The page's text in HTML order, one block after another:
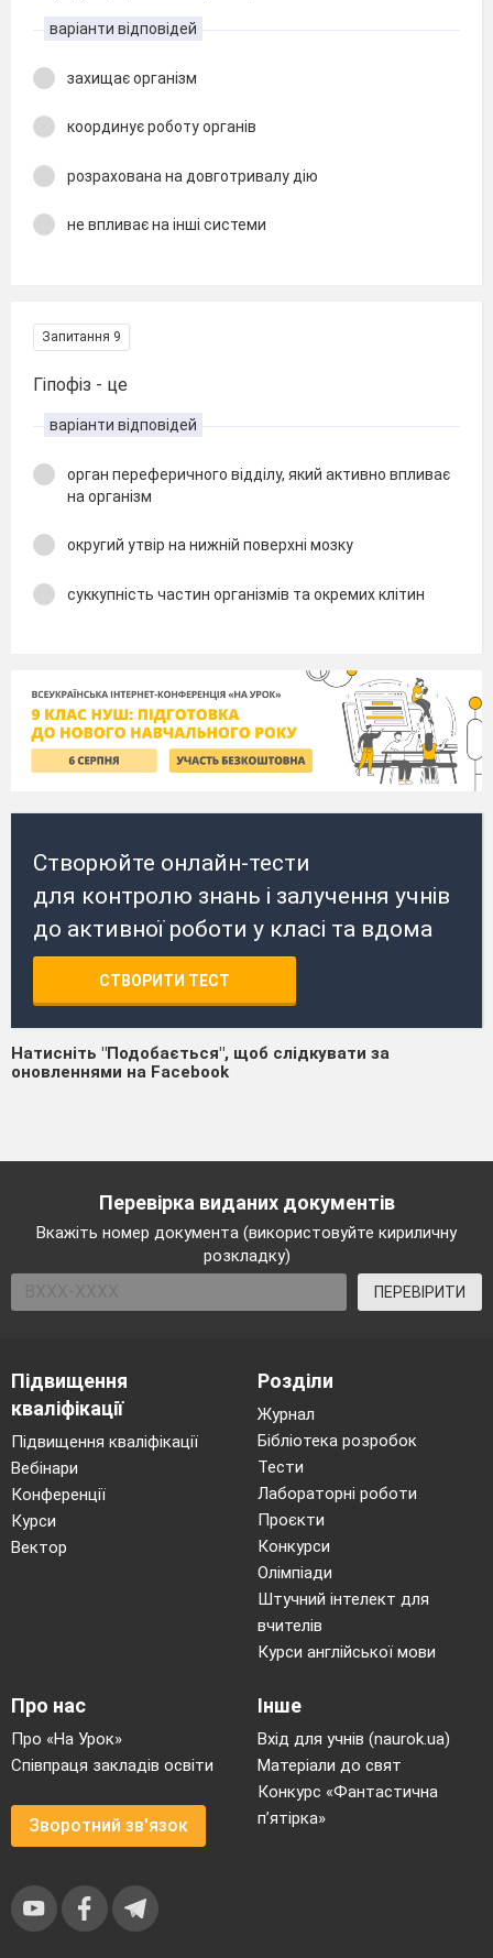
варіанти відповідей
захищає організм
координує роботу органів
розрахована на довготривалу дію
не впливає на інші системи
Запитання 9
Гіпофіз - це
варіанти відповідей
орган переферичного відділу, який активно впливає
на організм
округий утвір на нижній поверхні мозку
суккупність частин організмів та окремих клітин
Створюйте онлайн-тести
для контролю знань і залучення учнів
до активної роботи у класі та вдома
СТВОРИТИ ТЕСТ
Натисніть "Подобається", щоб слідкувати за
оновленнями на Facebook
Перевірка виданих документів
Вкажіть номер документа (використовуйте кириличну
розкладку)
ПЕРЕВІРИТИ
Підвищення
кваліфікації
Підвищення кваліфікації
Вебінари
Конференції
Курси
Вектор
Розділи
Журнал
Бібліотека розробок
Тести
Лабораторні роботи
Проєкти
Конкурси
Олімпіади
Штучний інтелект для
вчителів
Курси англійської мови
Про нас
Про «На Урок»
Співпраця закладів освіти
Зворотний зв'язок
Інше
Вхід для учнів (naurok.ua)
Матеріали до свят
Конкурс «Фантастична
п’ятірка»